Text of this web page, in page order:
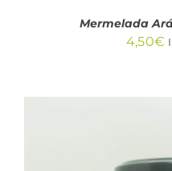
Mermelada
4,50€